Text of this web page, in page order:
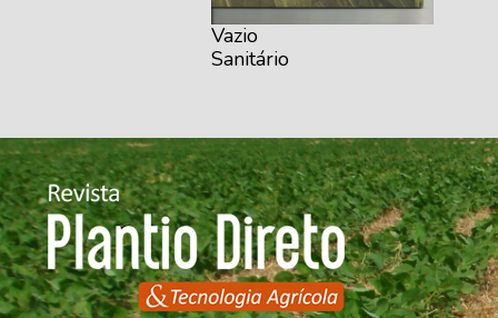
Vazio
Sanitário